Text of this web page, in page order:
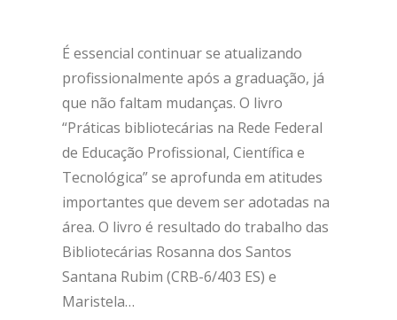
É essencial continuar se atualizando
profissionalmente após a graduação, já
que não faltam mudanças. O livro
“Práticas bibliotecárias na Rede Federal
de Educação Profissional, Científica e
Tecnológica” se aprofunda em atitudes
importantes que devem ser adotadas na
área. O livro é resultado do trabalho das
Bibliotecárias Rosanna dos Santos
Santana Rubim (CRB-6/403 ES) e
Maristela…